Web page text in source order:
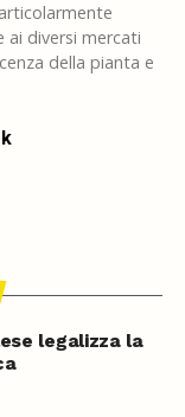
ai diversi mercati
della pianta e
legalizza la